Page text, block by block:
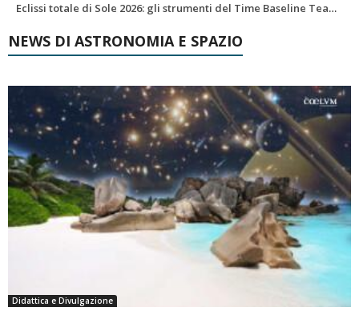
Abell 2255 nel radio più profondo di sempre: nuova mappa del campo magnetico di un ammasso di galassie
NEWS DI ASTRONOMIA E SPAZIO
Didattica e Divulgazione